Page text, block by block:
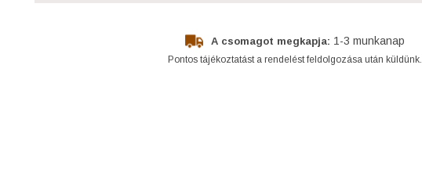
A csomagot megkapja: 1-3 munkanap
Pontos tájékoztatást a rendelést feldolgozása után küldünk.